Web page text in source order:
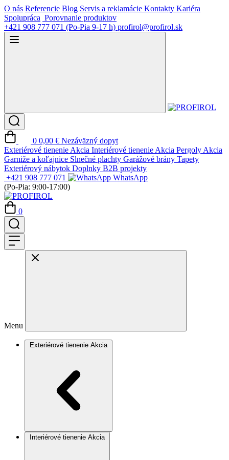
O nás Referencie Blog Servis a reklamácie Kontakty Kariéra
Spolupráca Porovnanie produktov
+421 908 777 071 (Po-Pia 9-17 h) profirol@profirol.sk
0 0,00 € Nezáväzný dopyt
Exteriérové tienenie Akcia Interiérové tienenie Akcia Pergoly Akcia
Garniže a koľajnice Slnečné plachty Garážové brány Tapety
Exteriérový nábytok Doplnky B2B projekty
+421 908 777 071
WhatsApp
(Po-Pia: 9:00-17:00)
0
Menu
Exteriérové tienenie Akcia
Interiérové tienenie Akcia